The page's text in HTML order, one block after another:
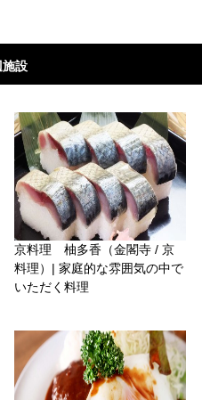
施設
京料理 柚多香（金閣寺 / 京
料理）| 家庭的な雰囲気の中で
いただく料理